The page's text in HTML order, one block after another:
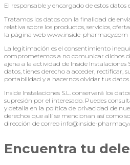
El responsable y encargado de estos datos
Tratamos los datos con la finalidad de
relativa sobre los productos, servicios,
la página web www.inside-pharmacy.com
La legitimación es el consentimiento
comprometemos a no comunicar dichos
ajena a la actividad de Inside Instalaciones
datos, tienes derecho a acceder, rectificar,
portabilidad y a hacernos olvidar tus datos.
Inside Instalaciones S.L. conservará los
supresión por el interesado. Puedes
y detalla en la política de privacidad de
derechos que allí se mencionan así como
dirección de correo info@inside-
Encuentra tu